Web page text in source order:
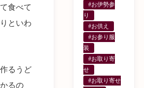
食べて
といわ
るうど
るの
#お伊勢参
り
#お供え
#お参り服
装
#お取り寄
せ
#お取り寄せ